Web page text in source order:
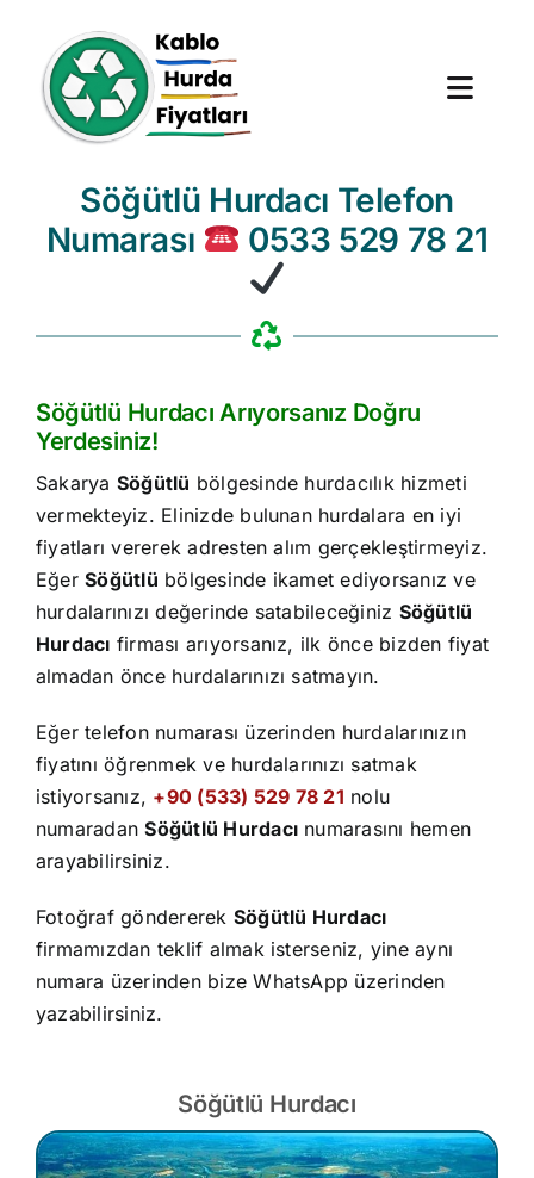
content
Anasayfa
Hurda Fiyatları
Hizmet Bölgeleri
Hakkımızda
Blog
İletişim
Söğütlü Hurdacı Telefon
Numarası
0533 529 78 21
Söğütlü Hurdacı Arıyorsanız Doğru
Yerdesiniz!
Sakarya Söğütlü bölgesinde hurdacılık hizmeti
vermekteyiz. Elinizde bulunan hurdalara en iyi
fiyatları vererek adresten alım gerçekleştirmeyiz.
EğerSöğütlü bölgesinde ikamet ediyorsanız ve
hurdalarınızı değerinde satabileceğiniz Söğütlü
Hurdacı firması arıyorsanız, ilk önce bizden fiyat
almadan önce hurdalarınızı satmayın.
Eğer telefon numarası üzerinden hurdalarınızın
fiyatını öğrenmek ve hurdalarınızı satmak
istiyorsanız, +90 (533) 529 78 21 nolu
numaradanSöğütlü Hurdacı numarasını hemen
arayabilirsiniz.
Fotoğraf göndererek Söğütlü Hurdacı
firmamızdan teklif almak isterseniz, yine aynı
numara üzerinden bize WhatsApp üzerinden
yazabilirsiniz.
Söğütlü Hurdacı